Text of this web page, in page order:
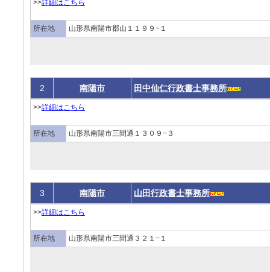
>>詳細はこちら
所在地 山形県南陽市郡山１１９９−１
2 南陽市 田中仙仁行政書士事務所
>>詳細はこちら
所在地 山形県南陽市三間通１３０９−３
3 南陽市 山田行政書士事務所
>>詳細はこちら
所在地 山形県南陽市三間通３２１−１